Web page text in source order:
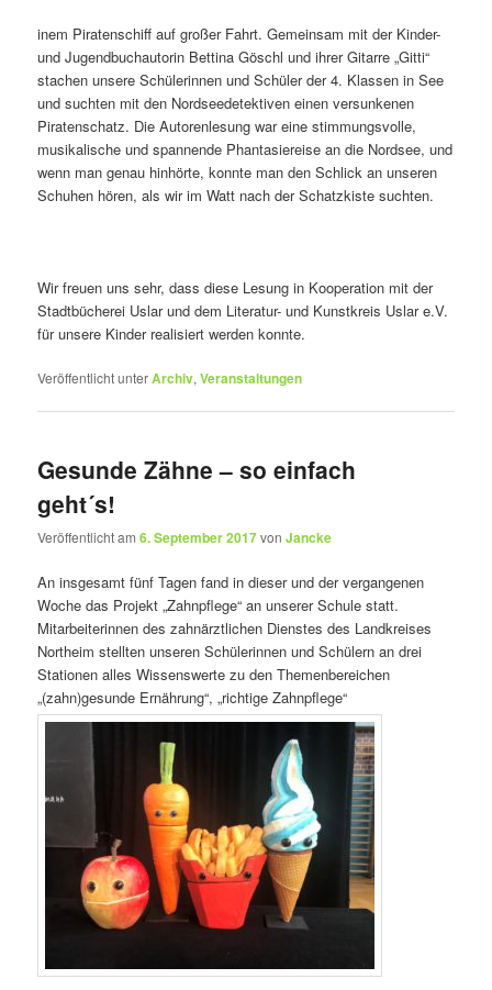
inem Piratenschiff auf großer Fahrt. Gemeinsam mit der Kinder-
und Jugendbuchautorin Bettina Göschl und ihrer Gitarre „Gitti“
stachen unsere Schülerinnen und Schüler der 4. Klassen in See
und suchten mit den Nordseedetektiven einen versunkenen
Piratenschatz. Die Autorenlesung war eine stimmungsvolle,
musikalische und spannende Phantasiereise an die Nordsee, und
wenn man genau hinhörte, konnte man den Schlick an unseren
Schuhen hören, als wir im Watt nach der Schatzkiste suchten.
Wir freuen uns sehr, dass diese Lesung in Kooperation mit der
Stadtbücherei Uslar und dem Literatur- und Kunstkreis Uslar e.V.
für unsere Kinder realisiert werden konnte.
Veröffentlicht unterArchiv,Veranstaltungen
Gesunde Zähne – so einfach
geht´s!
Veröffentlicht am6. September 2017vonJancke
An insgesamt fünf Tagen fand in dieser und der vergangenen
Woche das Projekt „Zahnpflege“ an unserer Schule statt.
Mitarbeiterinnen des zahnärztlichen Dienstes des Landkreises
Northeim stellten unseren Schülerinnen und Schülern an drei
Stationen alles Wissenswerte zu den Themenbereichen
„(zahn)gesunde Ernährung“, „richtige Zahnpflege“